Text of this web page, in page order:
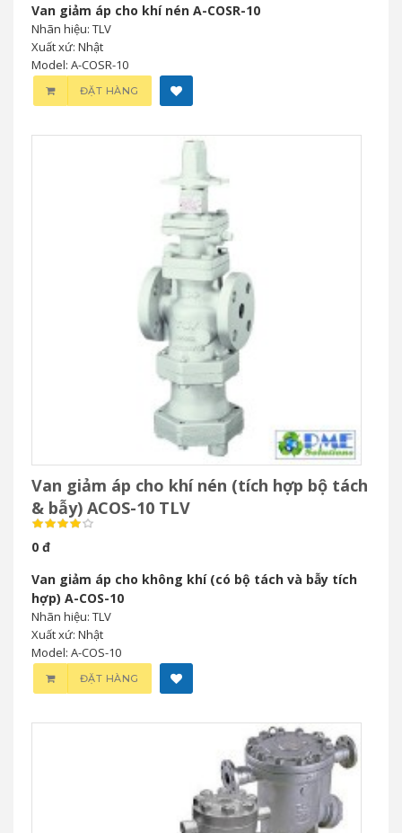
Van giảm áp cho khí nén A-COSR-10
Nhãn hiệu: TLV
Xuất xứ: Nhật
Model: A-COSR-10
ĐẶT HÀNG
Van giảm áp cho khí nén (tích hợp bộ tách
& bẫy) ACOS-10 TLV
0 đ
Van giảm áp cho không khí (có bộ tách và bẫy tích
hợp) A-COS-10
Nhãn hiệu: TLV
Xuất xứ: Nhật
Model: A-COS-10
ĐẶT HÀNG